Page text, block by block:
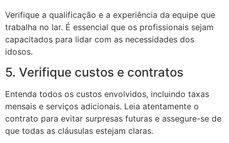
Verifique a qualificação e a experiência da equipe que
trabalha no lar. É essencial que os profissionais sejam
capacitados para lidar com as necessidades dos
idosos.
5. Verifique custos e contratos
Entenda todos os custos envolvidos, incluindo taxas
mensais e serviços adicionais. Leia atentamente o
contrato para evitar surpresas futuras e assegure-se de
que todas as cláusulas estejam claras.